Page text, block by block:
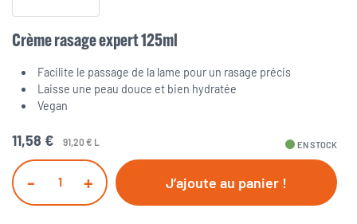
Crème rasage expert 125ml
Facilite le passage de la lame pour un rasage précis
Laisse une peau douce et bien hydratée
Vegan
11,58 € 91,20 € L fiber_manual_record EN STOCK
- + J’ajoute au panier !